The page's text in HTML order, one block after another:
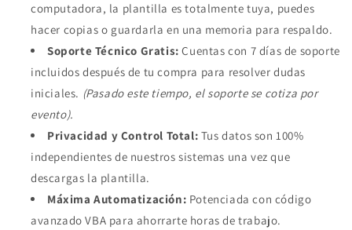
computadora, la plantilla es totalmente tuya, puedes
hacer copias o guardarla en una memoria para respaldo.
Soporte Técnico Gratis: Cuentas con 7 días de soporte
incluidos después de tu compra para resolver dudas
iniciales. (Pasado este tiempo, el soporte se cotiza por
evento).
Privacidad y Control Total: Tus datos son 100%
independientes de nuestros sistemas una vez que
descargas la plantilla.
Máxima Automatización: Potenciada con código
avanzado VBA para ahorrarte horas de trabajo.